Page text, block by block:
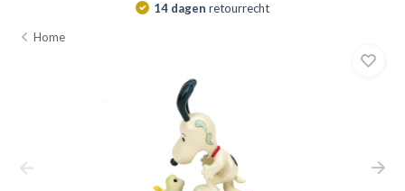
14 dagen retourrecht
Home